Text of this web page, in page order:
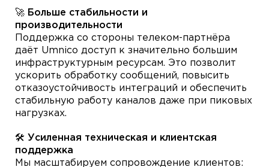
🚀 Больше стабильности и
производительности
Поддержка со стороны телеком-партнёра
даёт Umnico доступ к значительно большим
инфраструктурным ресурсам. Это позволит
ускорить обработку сообщений, повысить
отказоустойчивость интеграций и обеспечить
стабильную работу каналов даже при пиковых
нагрузках.
🛠 Усиленная техническая и клиентская
поддержка
Мы масштабируем сопровождение клиентов: